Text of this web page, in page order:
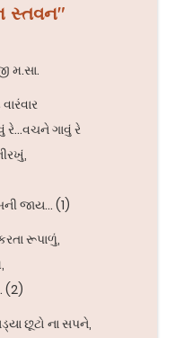
સ્તવન"
મ.સા.
રે...વચને ગાવું રે
જાય... (1)
રૂપાળું,
(2)
છૂટો ના સપને,